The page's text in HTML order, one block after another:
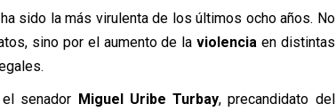
sido la más virulenta de los últimos ocho años. No
sino por el aumento de la violenciaen distintas
senador Miguel Uribe Turbay, precandidato del